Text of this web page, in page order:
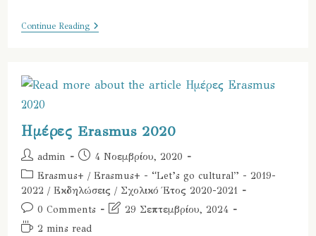
Continue Reading10ο
Οδοιπορικό
Συνάντησης
Στο
Δημοτικό
Σχολείο
Του
Wildbach
Στο
Deutschlandsberg
Αυστρίας
Ημέρες Erasmus 2020
Post
author:
admin
Post
published:
4 Νοεμβρίου, 2020
Post
category:
Erasmus+ / Erasmus+ - “Let’s go cultural” - 2019-
2022 / Εκδηλώσεις / Σχολικό Έτος 2020-2021
Post
comments:
0 Comments
Post29 Σεπτεμβρίου, 2024
Reading2 mins read